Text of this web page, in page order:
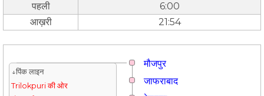
पहली
6:00
आख़री
21:54
मौजपुर
↓पिंक लाइन
Trilokpuri की ओर
जाफराबाद